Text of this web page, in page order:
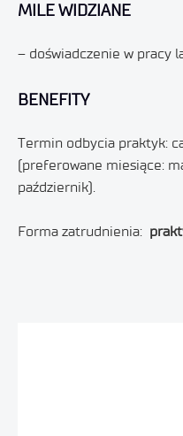
MILE WIDZIANE
– doświadczenie w pracy
BENEFITY
Termin odbycia praktyk:
(preferowane miesiące:
październik).
Forma zatrudnienia: